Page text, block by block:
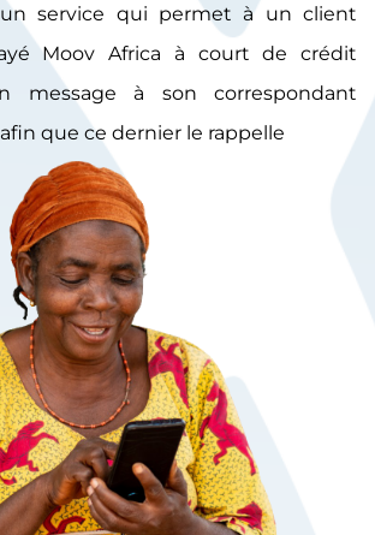
un service qui permet à un client
Moov Africa à court de crédit
message à son correspondant
que ce dernier le rappelle